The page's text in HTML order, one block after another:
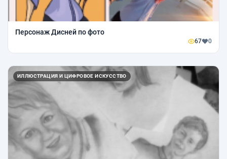
Персонаж Дисней по фото
67 0
ИЛЛЮСТРАЦИЯ И ЦИФРОВОЕ ИСКУССТВО